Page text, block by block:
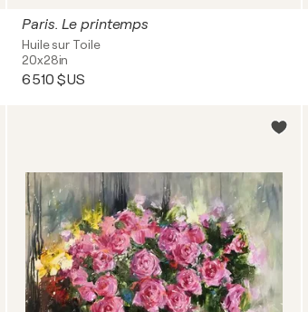
Paris. Le printemps
Huile sur Toile
20x28in
6 510 $US